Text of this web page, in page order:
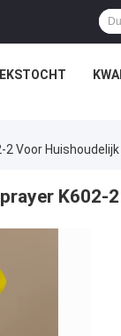
2 Voor